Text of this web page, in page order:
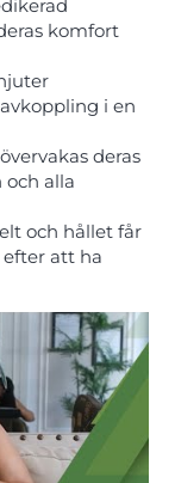
komfort
i en
deras
och alla
och hållet får
att ha